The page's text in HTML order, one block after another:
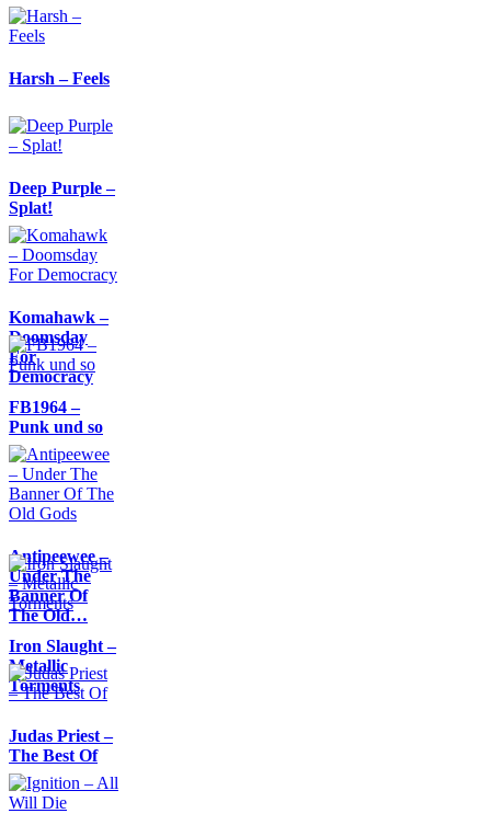
Harsh – Feels
Deep Purple –
Splat!
Komahawk –
Doomsday
For
Democracy
FB1964 –
Punk und so
Antipeewee –
Under The
Banner Of
The Old…
Iron Slaught –
Metallic
Torments
Judas Priest –
The Best Of